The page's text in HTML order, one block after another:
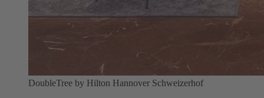
DoubleTree by Hilton Hannover Schweizerhof